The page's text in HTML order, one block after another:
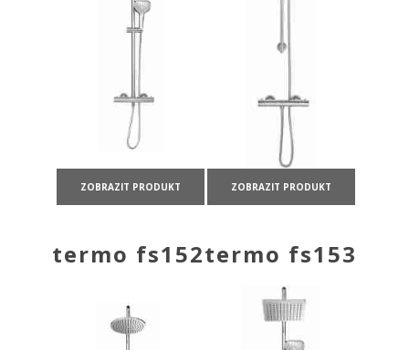
ZOBRAZIT PRODUKT ZOBRAZIT PRODUKT
termo fs152termo fs153